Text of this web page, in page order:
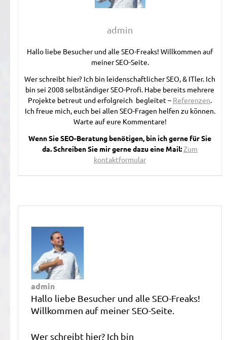
admin
Hallo liebe Besucher und alle SEO-Freaks! Willkommen auf
meiner SEO-Seite.
Wer schreibt hier? Ich bin leidenschaftlicher SEO, & ITler. Ich
bin sei 2008 selbständiger SEO-Profi. Habe bereits mehrere
Projekte betreut und erfolgreich begleitet – Referenzen.
Ich freue mich, euch bei allen SEO-Fragen helfen zu können.
Warte auf eure Kommentare!
Wenn Sie SEO-Beratung benötigen, bin ich gerne für Sie
da. Schreiben Sie mir gerne dazu eine Mail:Zum
kontaktformular
admin
Hallo liebe Besucher und alle SEO-Freaks!
Willkommen auf meiner SEO-Seite.
Wer schreibt hier? Ich bin